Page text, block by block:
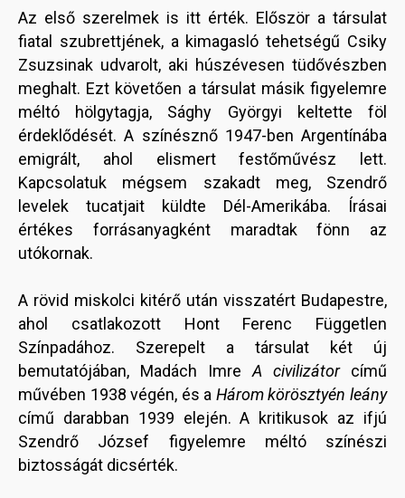
Az első szerelmek is itt érték. Először a társulat
fiatal szubrettjének, a kimagasló tehetségű Csiky
Zsuzsinak udvarolt, aki húszévesen tüdővészben
meghalt. Ezt követően a társulat másik figyelemre
méltó hölgytagja, Sághy Györgyi keltette föl
érdeklődését. A színésznő 1947-ben Argentínába
emigrált, ahol elismert festőművész lett.
Kapcsolatuk mégsem szakadt meg, Szendrő
levelek tucatjait küldte Dél-Amerikába. Írásai
értékes forrásanyagként maradtak fönn az
utókornak.
A rövid miskolci kitérő után visszatért Budapestre,
ahol csatlakozott Hont Ferenc Független
Színpadához. Szerepelt a társulat két új
bemutatójában, Madách ImreA civilizátor című
művében 1938 végén, és a Három körösztyén leány
című darabban 1939 elején. A kritikusok az ifjú
Szendrő József figyelemre méltó színészi
biztosságát dicsérték.